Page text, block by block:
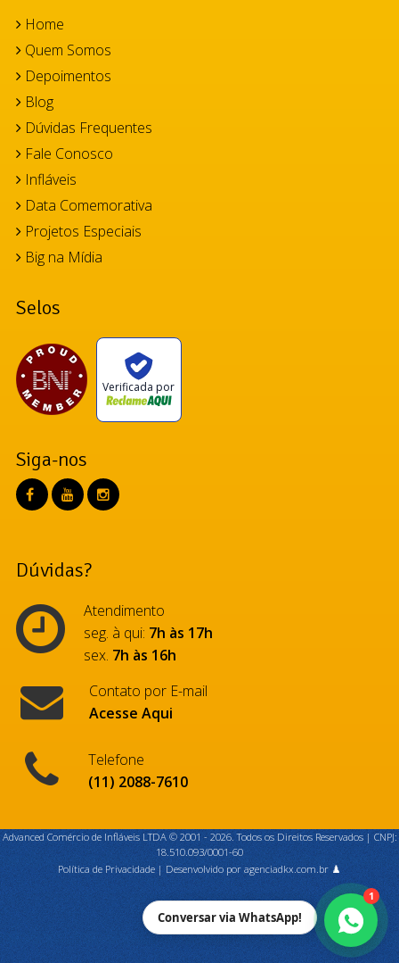
Home
Quem Somos
Depoimentos
Blog
Dúvidas Frequentes
Fale Conosco
Infláveis
Data Comemorativa
Projetos Especiais
Big na Mídia
Selos
Verificada por
Siga-nos
Dúvidas?
Atendimento
seg. à qui: 7h às 17h
sex. 7h às 16h
Contato por E-mail
Acesse Aqui
Telefone
(11) 2088-7610
Advanced Comércio de Infláveis LTDA © 2001 - 2026. Todos os Direitos Reservados | CNPJ:
18.510.093/0001-60
Política de Privacidade|Desenvolvido por agenciadkx.com.br ♟️